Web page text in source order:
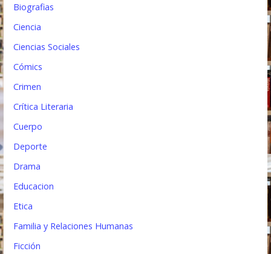
d
a
Biografias
Ciencia
Ciencias Sociales
Cómics
Crimen
Crítica Literaria
Cuerpo
Deporte
Drama
Educacion
Etica
Familia y Relaciones Humanas
Ficción